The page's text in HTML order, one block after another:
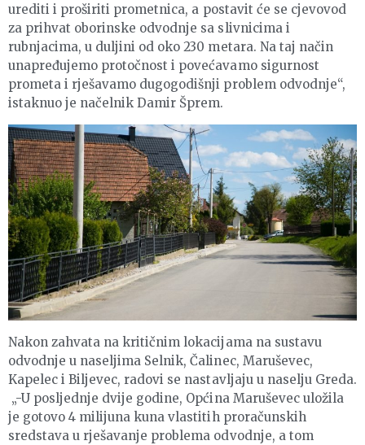
urediti i proširiti prometnica, a postavit će se cjevovod
za prihvat oborinske odvodnje sa slivnicima i
rubnjacima, u duljini od oko 230 metara. Na taj način
unapređujemo protočnost i povećavamo sigurnost
prometa i rješavamo dugogodišnji problem odvodnje“,
istaknuo je načelnik Damir Šprem.
Nakon zahvata na kritičnim lokacijama na sustavu
odvodnje u naseljima Selnik, Čalinec, Maruševec,
Kapelec i Biljevec, radovi se nastavljaju u naselju Greda.
„-U posljednje dvije godine, Općina Maruševec uložila
je gotovo 4 milijuna kuna vlastitih proračunskih
sredstava u rješavanje problema odvodnje, a tom